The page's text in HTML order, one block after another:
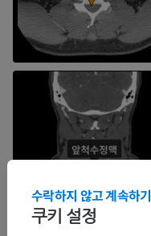
쿠키 설정
수락하지 않고 계속하기